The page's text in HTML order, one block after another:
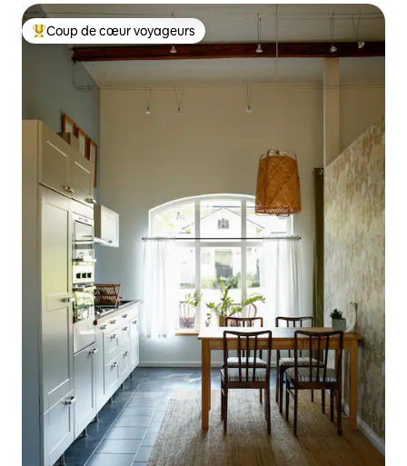
Coups de cœur voyageurs les plus appréciés
Coup de cœur voyageurs